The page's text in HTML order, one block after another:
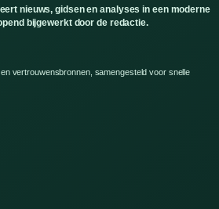
nieuws, gidsen en analyses in een moderne
bijgewerkt door de redactie.
vertrouwensbronnen, samengesteld voor snelle